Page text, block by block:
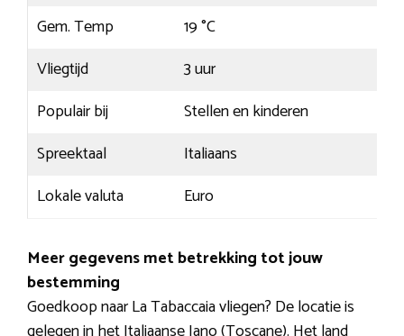
Gem. Temp
19 °C
Vliegtijd
3 uur
Populair bij
Stellen en kinderen
Spreektaal
Italiaans
Lokale valuta
Euro
Meer gegevens met betrekking tot jouw
bestemming
Goedkoop naar La Tabaccaia vliegen? De locatie is